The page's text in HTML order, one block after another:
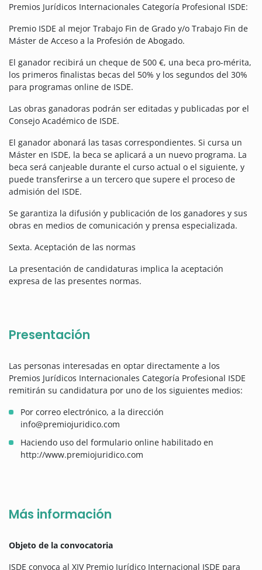
Premios Jurídicos Internacionales Categoría Profesional ISDE:
Premio ISDE al mejor Trabajo Fin de Grado y/o Trabajo Fin de
Máster de Acceso a la Profesión de Abogado.
El ganador recibirá un cheque de 500 €, una beca pro-mérita,
los primeros finalistas becas del 50% y los segundos del 30%
para programas online de ISDE.
Las obras ganadoras podrán ser editadas y publicadas por el
Consejo Académico de ISDE.
El ganador abonará las tasas correspondientes. Si cursa un
Máster en ISDE, la beca se aplicará a un nuevo programa. La
beca será canjeable durante el curso actual o el siguiente, y
puede transferirse a un tercero que supere el proceso de
admisión del ISDE.
Se garantiza la difusión y publicación de los ganadores y sus
obras en medios de comunicación y prensa especializada.
Sexta. Aceptación de las normas
La presentación de candidaturas implica la aceptación
expresa de las presentes normas.
Presentación
Las personas interesadas en optar directamente a los
Premios Jurídicos Internacionales Categoría Profesional ISDE
remitirán su candidatura por uno de los siguientes medios:
Por correo electrónico, a la dirección
info@premiojuridico.com
Haciendo uso del formulario online habilitado en
http://www.premiojuridico.com
Más información
Objeto de la convocatoria
ISDE convoca al XIV Premio Jurídico Internacional ISDE para